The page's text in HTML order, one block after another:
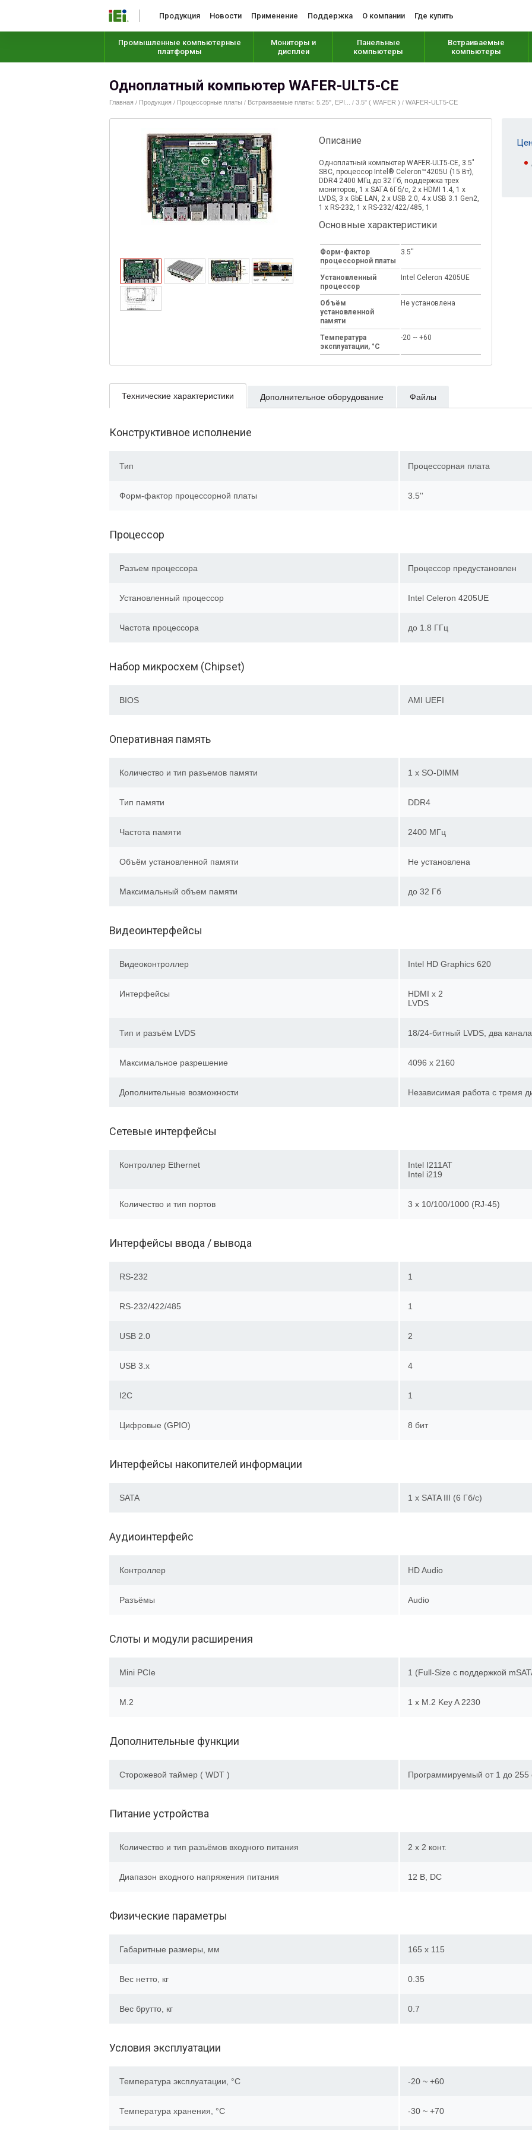
Продукция Новости Применение Поддержка О компании Где купить
Промышленные компьютерные
платформы
Мониторы и
дисплеи
Панельные
компьютеры
Встраиваемые
компьютеры
Одноплатный компьютер WAFER-ULT5-CE
Главная / Продукция / Процессорные платы / Встраиваемые платы: 5.25", EPI... / 3.5" ( WAFER ) / WAFER-ULT5-CE
Описание
Одноплатный компьютер WAFER-ULT5-CE, 3.5"
SBC, процессор Intel® Celeron™4205U (15 Вт),
DDR4 2400 МГц до 32 Гб, поддержка трех
мониторов, 1 х SATA 6Гб/с, 2 x HDMI 1.4, 1 х
LVDS, 3 x GbE LAN, 2 x USB 2.0, 4 х USB 3.1 Gen2,
1 x RS-232, 1 x RS-232/422/485, 1
Основные характеристики
Форм-фактор
процессорной платы
3.5''
Установленный
процессор
Intel Celeron 4205UE
Объём
установленной
памяти
Не установлена
Температура
эксплуатации, °C
-20 ~ +60
Технические характеристики Дополнительное оборудование Файлы
Конструктивное исполнение
Тип Процессорная плата
Форм-фактор процессорной платы 3.5''
Процессор
Разъем процессора Процессор предустановлен
Установленный процессор Intel Celeron 4205UE
Частота процессора до 1.8 ГГц
Набор микросхем (Chipset)
BIOS AMI UEFI
Оперативная память
Количество и тип разъемов памяти 1 x SO-DIMM
Тип памяти DDR4
Частота памяти 2400 МГц
Объём установленной памяти Не установлена
Максимальный объем памяти до 32 Гб
Видеоинтерфейсы
Видеоконтроллер Intel HD Graphics 620
Интерфейсы
HDMI x 2
LVDS
Тип и разъём LVDS 18/24-битный LVDS, два
Максимальное разрешение 4096 x 2160
Дополнительные возможности Независимая работа с
Сетевые интерфейсы
Контроллер Ethernet
Intel I211AT
Intel i219
Количество и тип портов 3 x 10/100/1000 (RJ-45)
Интерфейсы ввода / вывода
RS-232 1
RS-232/422/485 1
USB 2.0 2
USB 3.x 4
I2C 1
Цифровые (GPIO) 8 бит
Интерфейсы накопителей информации
SATA 1 x SATA III (6 Гб/с)
Аудиоинтерфейс
Контроллер HD Audio
Разъёмы Audio
Слоты и модули расширения
Mini PCIe 1 (Full-Size c поддержкой
M.2 1 х M.2 Key A 2230
Дополнительные функции
Сторожевой таймер ( WDT ) Программируемый от 1 до
Питание устройства
Количество и тип разъёмов входного питания 2 х 2 конт.
Диапазон входного напряжения питания 12 В, DC
Физические параметры
Габаритные размеры, мм 165 х 115
Вес нетто, кг 0.35
Вес брутто, кг 0.7
Условия эксплуатации
Температура эксплуатации, °C -20 ~ +60
Температура хранения, °C -30 ~ +70